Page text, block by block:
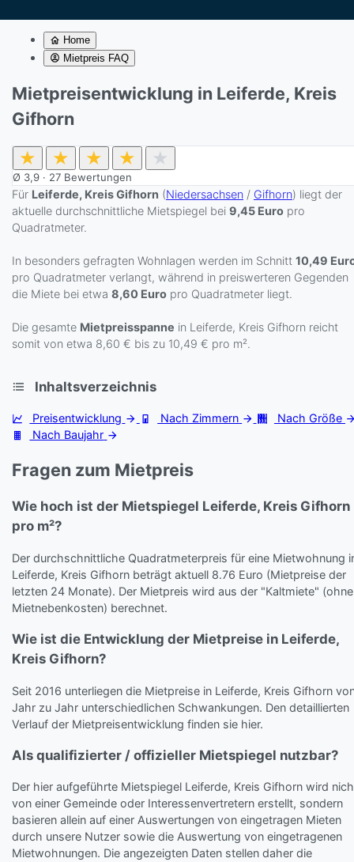
Home
Mietpreis FAQ
Mietpreisentwicklung in Leiferde, Kreis
Gifhorn
★ ★ ★ ★ ★
Ø 3,9 · 27 Bewertungen
Für Leiferde, Kreis Gifhorn (Niedersachsen / Gifhorn) liegt der
aktuelle durchschnittliche Mietspiegel bei 9,45 Euro pro
Quadratmeter.
In besonders gefragten Wohnlagen werden im Schnitt 10,49
pro Quadratmeter verlangt, während in preiswerteren Gegenden
die Miete bei etwa 8,60 Euro pro Quadratmeter liegt.
Die gesamte Mietpreisspanne in Leiferde, Kreis Gifhorn reicht
somit von etwa 8,60 € bis zu 10,49 € pro m².
Inhaltsverzeichnis
Preisentwicklung Nach Zimmern
Nach Größe
Nach Baujahr
Fragen zum Mietpreis
Wie hoch ist der Mietspiegel Leiferde, Kreis Gifhorn
pro m²?
Der durchschnittliche Quadratmeterpreis für eine Mietwohnung
Leiferde, Kreis Gifhorn beträgt aktuell 8.76 Euro (Mietpreise der
letzten 24 Monate). Der Mietpreis wird aus der "Kaltmiete" (ohne
Mietnebenkosten) berechnet.
Wie ist die Entwicklung der Mietpreise in Leiferde,
Kreis Gifhorn?
Seit 2016 unterliegen die Mietpreise in Leiferde, Kreis Gifhorn
Jahr zu Jahr unterschiedlichen Schwankungen. Den detaillierten
Verlauf der Mietpreisentwicklung finden sie hier.
Als qualifizierter / offizieller Mietspiegel nutzbar?
Der hier aufgeführte Mietspiegel Leiferde, Kreis Gifhorn wird
von einer Gemeinde oder Interessenvertretern erstellt, sondern
basieren allein auf einer Auswertungen von eingetragen Mieten
durch unsere Nutzer sowie die Auswertung von eingetragenen
Mietwohnungen. Die angezeigten Daten stellen daher die